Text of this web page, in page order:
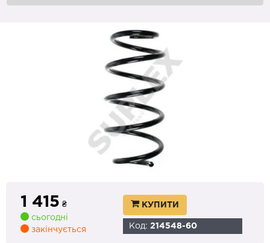
1 415 ₴
сьогодні
закінчується
КУПИТИ
Код: 214548-60